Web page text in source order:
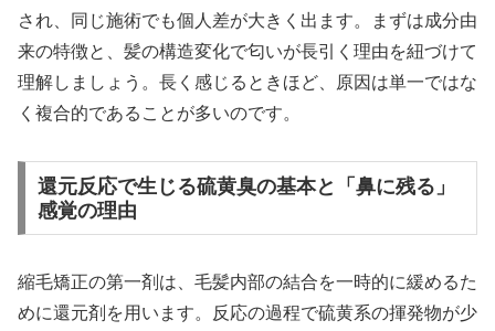
され、同じ施術でも個人差が大きく出ます。まずは成分由
来の特徴と、髪の構造変化で匂いが長引く理由を紐づけて
理解しましょう。長く感じるときほど、原因は単一ではな
く複合的であることが多いのです。
還元反応で生じる硫黄臭の基本と「鼻に残る」
感覚の理由
縮毛矯正の第一剤は、毛髪内部の結合を一時的に緩めるた
めに還元剤を用います。反応の過程で硫黄系の揮発物が少